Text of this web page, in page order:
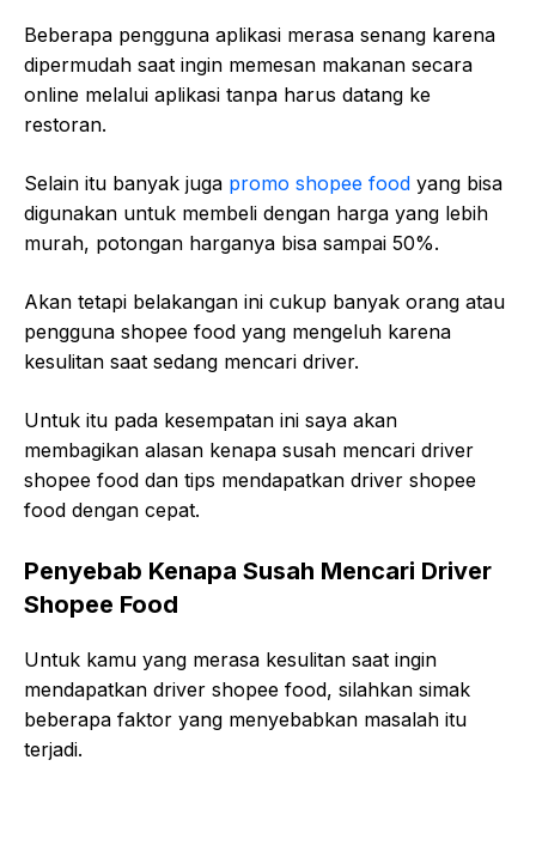
Beberapa pengguna aplikasi merasa senang karena
dipermudah saat ingin memesan makanan secara
online melalui aplikasi tanpa harus datang ke
restoran.
Selain itu banyak juga promo shopee food yang bisa
digunakan untuk membeli dengan harga yang lebih
murah, potongan harganya bisa sampai 50%.
Akan tetapi belakangan ini cukup banyak orang atau
pengguna shopee food yang mengeluh karena
kesulitan saat sedang mencari driver.
Untuk itu pada kesempatan ini saya akan
membagikan alasan kenapa susah mencari driver
shopee food dan tips mendapatkan driver shopee
food dengan cepat.
Penyebab Kenapa Susah Mencari Driver
Shopee Food
Untuk kamu yang merasa kesulitan saat ingin
mendapatkan driver shopee food, silahkan simak
beberapa faktor yang menyebabkan masalah itu
terjadi.